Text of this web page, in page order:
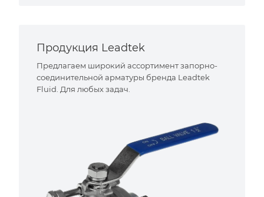
Продукция Leadtek
Предлагаем широкий ассортимент запорно-
соединительной арматуры бренда Leadtek
Fluid. Для любых задач.